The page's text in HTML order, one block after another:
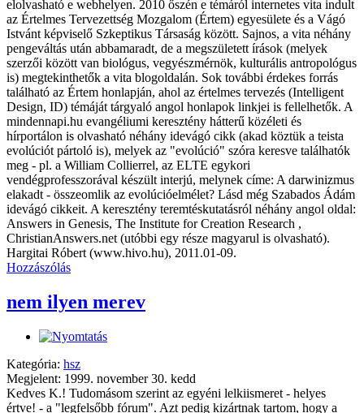
Hozzászólás
nem ilyen merev
Kategória: hsz
Megjelent: 1999. november 30. kedd
Kedves K.! Tudomásom szerint az egyéni lelkiismeret - helyes
értve! - a "legfelsőbb fórum". Azt pedig kizártnak tartom, hogy a